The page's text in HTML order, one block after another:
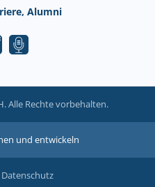
Alumni
Alle Rechte vorbehalten.
und entwickeln
Datenschutz